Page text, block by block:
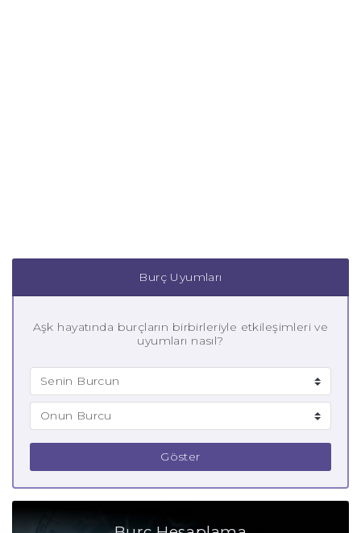
Burç Uyumları
Aşk hayatında burçların birbirleriyle etkileşimleri ve
uyumları nasıl?
Göster